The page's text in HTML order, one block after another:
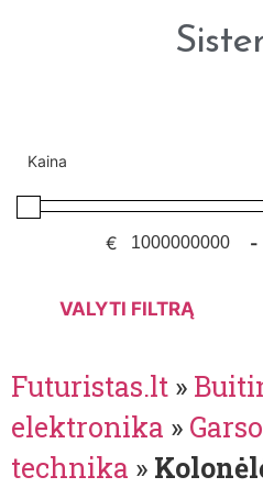
Kaina
€ -
VALYTI FILTRĄ
Futuristas.lt »
elektronika »
technika »